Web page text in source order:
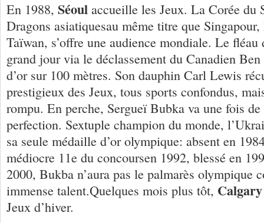
En 1988, Séoul accueille les Jeux. La Corée du
Dragons asiatiquesau même titre que
Taïwan, s’offre une audience mondiale. Le fléau
grand jour via le déclassement du Canadien
d’or sur 100 mètres. Son dauphin Carl Lewis
prestigieux des Jeux, tous sports confondus,
rompu. En perche, Sergueï Bubka va une fois
perfection. Sextuple champion du monde,
sa seule médaille d’or olympique: absent en
médiocre 11e du concoursen 1992, blessé en
2000, Bukba n’aura pas le palmarès olympique
immense talent.Quelques mois plus tôt, Calgary
Jeux d’hiver.